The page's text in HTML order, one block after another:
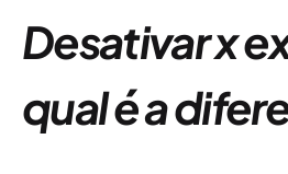
Desativar x
qual é a